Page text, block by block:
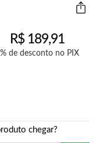
R$189,91
de desconto no PIX
chegar?